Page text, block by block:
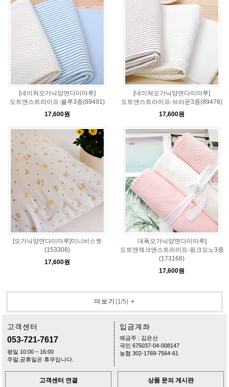
[네이쳐오가닉양면다이마루]
도트앤스트라이프-블루3종(89491)
17,600원
[네이쳐오가닉양면다이마루]
도트앤스트라이프-브라운3종(89476)
17,600원
[오가닉양면다이마루]미니비스켓
(153308)
17,600원
대폭오가닉양면다이마루]
도트앤체크앤스트라이프-핑크모노3종
(173166)
17,600원
더보기 (1/5)+
고객센터
053-721-7617
평일 10:00 ~ 16:00
주말,공휴일은 휴무입니다.
입금계좌
예금주 : 김은선
국민 675037-04-008147
농협 302-1769-7564-61
고객센터 연결 상품 문의 게시판